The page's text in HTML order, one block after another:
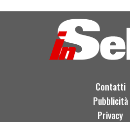
Contatti
Pubblicità
Privacy